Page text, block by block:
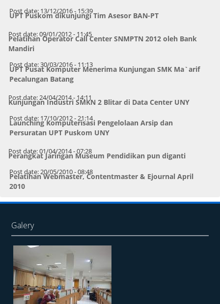
Post date:13/12/2016 - 15:39
UPT Puskom dikunjungi Tim Asesor BAN-PT
Post date:09/01/2012 - 11:45
Pelatihan Operator Call Center SNMPTN 2012 oleh Bank
Mandiri
Post date:30/03/2016 - 11:13
UPT Pusat Komputer Menerima Kunjungan SMK Ma`arif
Pecalungan Batang
Post date:24/04/2014 - 14:11
Kunjungan Industri SMKN 2 Blitar di Data Center UNY
Post date: 17/10/2012 - 21:14
Launching Komputerisasi Pengelolaan Arsip dan
Persuratan UPT Puskom UNY
Post date:01/04/2014 - 07:28
Perangkat Jaringan Museum Pendidikan pun diganti
Post date:20/05/2010 - 08:48
Pelatihan Webmaster, Contentmaster & Ejournal April
2010
Galery